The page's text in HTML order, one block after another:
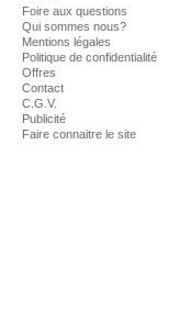
Foire aux questions
Qui sommes nous?
Mentions légales
Politique de confidentialité
Offres
Contact
C.G.V.
Publicité
Faire connaitre le site